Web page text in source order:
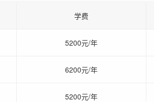
学费
5200元/年
6200元/年
5200元/年